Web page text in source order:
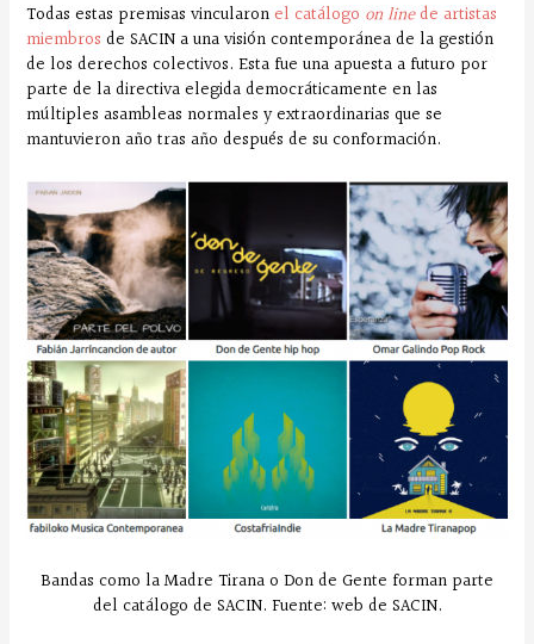
Todas estas premisas vincularon el catálogo on linede artistas
miembros de SACIN a una visión contemporánea de la gestión
de los derechos colectivos. Esta fue una apuesta a futuro por
parte de la directiva elegida democráticamente en las
múltiples asambleas normales y extraordinarias que se
mantuvieron año tras año después de su conformación.
Bandas como la Madre Tirana o Don de Gente forman parte
del catálogo de SACIN. Fuente: web de SACIN.